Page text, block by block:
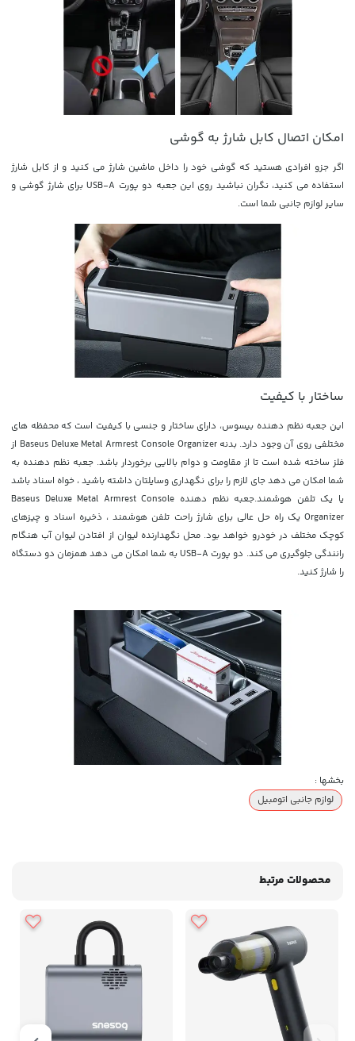
امکان اتصال کابل شارژ به گوشی
اگر جزو افرادی هستید که گوشی خود را داخل ماشین شارژ می کنید و از کابل شارژ
استفاده می کنید، نگران نباشید روی این جعبه دو پورت USB-A برای شارژ گوشی و
سایر لوازم جانبی شما است.
ساختار با کیفیت
این جعبه نظم دهنده بیسوس، دارای ساختار و جنسی با کیفیت است که محفظه های
مختلفی روی آن وجود دارد. بدنه Baseus Deluxe Metal Armrest Console Organizer از
فلز ساخته شده است تا از مقاومت و دوام بالایی برخوردار باشد. جعبه نظم دهنده به
شما امکان می دهد جای لازم را برای نگهداری وسایلتان داشته باشید ، خواه اسناد باشد
یا یک تلفن هوشمند.جعبه نظم دهنده Baseus Deluxe Metal Armrest Console
Organizer یک راه حل عالی برای شارژ راحت تلفن هوشمند ، ذخیره اسناد و چیزهای
کوچک مختلف در خودرو خواهد بود. محل نگهدارنده لیوان از افتادن لیوان آب هنگام
رانندگی جلوگیری می کند. دو پورت USB-A به شما امکان می دهد همزمان دو دستگاه
را شارژ کنید.
بخشها :
لوازم جانبی اتومبیل
محصولات مرتبط